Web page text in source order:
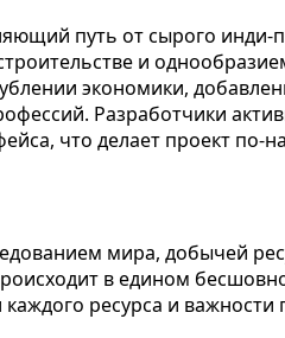
путь от сырого
и
экономики,
Разработчики
что делает проект
мира, добычей
в едином
ресурса и